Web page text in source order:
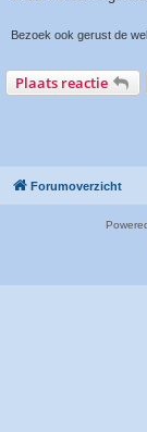
Bezoek ook gerust de
Plaats reactie
Forumoverzicht